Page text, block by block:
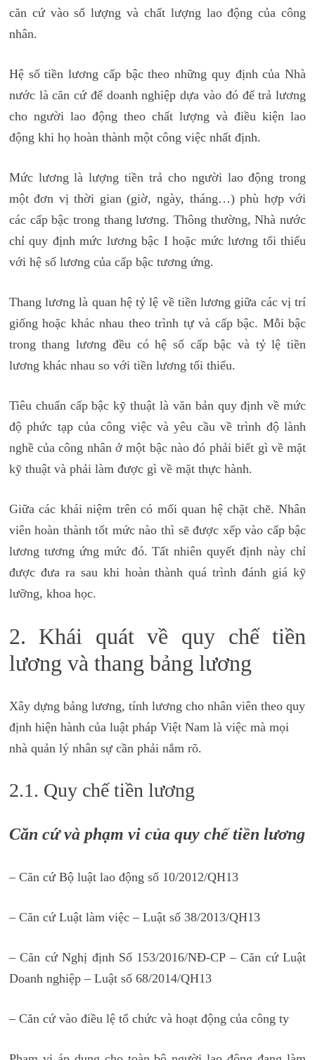
căn cứ vào số lượng và chất lượng lao động của công
nhân.
Hệ số tiền lương cấp bậc theo những quy định của Nhà
nước là căn cứ để doanh nghiệp dựa vào đó để trả lương
cho người lao động theo chất lượng và điều kiện lao
động khi họ hoàn thành một công việc nhất định.
Mức lương là lượng tiền trả cho người lao động trong
một đơn vị thời gian (giờ, ngày, tháng…) phù hợp với
các cấp bậc trong thang lương. Thông thường, Nhà nước
chỉ quy định mức lương bậc I hoặc mức lương tối thiểu
với hệ số lương của cấp bậc tương ứng.
Thang lương là quan hệ tỷ lệ về tiền lương giữa các vị trí
giống hoặc khác nhau theo trình tự và cấp bậc. Mỗi bậc
trong thang lương đều có hệ số cấp bậc và tỷ lệ tiền
lương khác nhau so với tiền lương tối thiểu.
Tiêu chuẩn cấp bậc kỹ thuật là văn bản quy định về mức
độ phức tạp của công việc và yêu cầu về trình độ lành
nghề của công nhân ở một bậc nào đó phải biết gì về mặt
kỹ thuật và phải làm được gì về mặt thực hành.
Giữa các khái niệm trên có mối quan hệ chặt chẽ. Nhân
viên hoàn thành tốt mức nào thì sẽ được xếp vào cấp bậc
lương tương ứng mức đó. Tất nhiên quyết định này chỉ
được đưa ra sau khi hoàn thành quá trình đánh giá kỹ
lưỡng, khoa học.
2. Khái quát về quy chế tiền
lương và thang bảng lương
Xây dựng bảng lương, tính lương cho nhân viên theo quy
định hiện hành của luật pháp Việt Nam là việc mà mọi
nhà quản lý nhân sự cần phải nắm rõ.
2.1. Quy chế tiền lương
Căn cứ và phạm vi của quy chế tiền lương
– Căn cứ Bộ luật lao động số 10/2012/QH13
– Căn cứ Luật làm việc – Luật số 38/2013/QH13
– Căn cứ Nghị định Số 153/2016/NĐ-CP – Căn cứ Luật
Doanh nghiệp – Luật số 68/2014/QH13
– Căn cứ vào điều lệ tổ chức và hoạt động của công ty